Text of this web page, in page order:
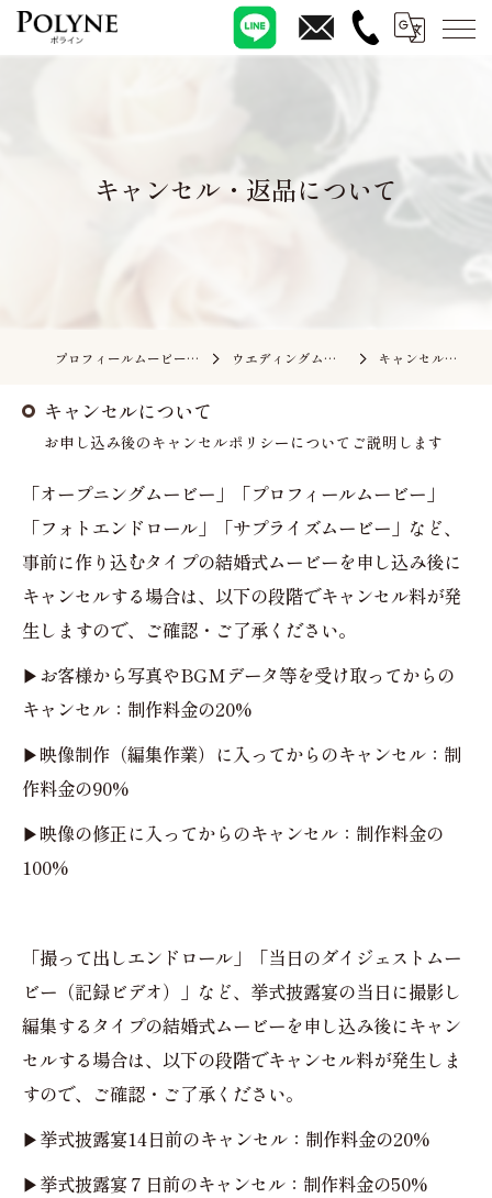
キャンセル・返品について
プロフィールムービーの依頼ならポライン ウエディングムービーのお問合せ キャンセル・返品について
キャンセルについて
お申し込み後のキャンセルポリシーについてご説明します
「オープニングムービー」「プロフィールムービー」
「フォトエンドロール」「サプライズムービー」など、
事前に作り込むタイプの結婚式ムービーを申し込み後に
キャンセルする場合は、以下の段階でキャンセル料が発
生しますので、ご確認・ご了承ください。
▶お客様から写真やBGMデータ等を受け取ってからの
キャンセル：制作料金の20%
▶映像制作（編集作業）に入ってからのキャンセル：制
作料金の90%
▶映像の修正に入ってからのキャンセル：制作料金の
100%
「撮って出しエンドロール」「当日のダイジェストムー
ビー（記録ビデオ）」など、挙式披露宴の当日に撮影し
編集するタイプの結婚式ムービーを申し込み後にキャン
セルする場合は、以下の段階でキャンセル料が発生しま
すので、ご確認・ご了承ください。
▶挙式披露宴14日前のキャンセル：制作料金の20%
▶挙式披露宴７日前のキャンセル：制作料金の50%